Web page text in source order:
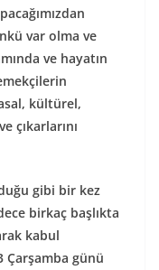
var olma ve
ve hayatın
kültürel,
çıkarlarını
gibi bir kez
birkaç başlıkta
kabul
Çarşamba günü